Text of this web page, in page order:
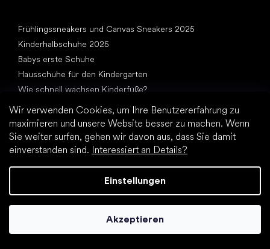
Wir verwenden Cookies, um Ihre Benutzererfahrung zu
maximieren und unsere Website besser zu machen. Wenn
Sie weiter surfen, gehen wir davon aus, dass Sie damit
einverstanden sind. Interessiert an Details?
Einstellungen
Akzeptieren
Frühlingssneakers und Canvas Sneakers 2025
Kinderhalbschuhe 2025
Babys erste Schuhe
Hausschuhe für den Kindergarten
Wie schnell wachsen Kinderfüße?
Kann man den Kindern Barfußschuhe geben?
Natürliche Fußentwicklung von A bis Z
15 interessante Fakten über Kinderfüße